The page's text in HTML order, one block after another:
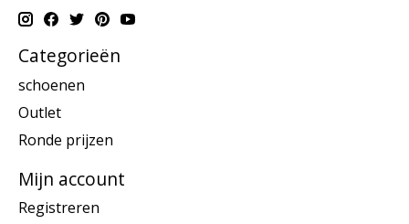
Categorieën
schoenen
Outlet
Ronde prijzen
Mijn account
Registreren